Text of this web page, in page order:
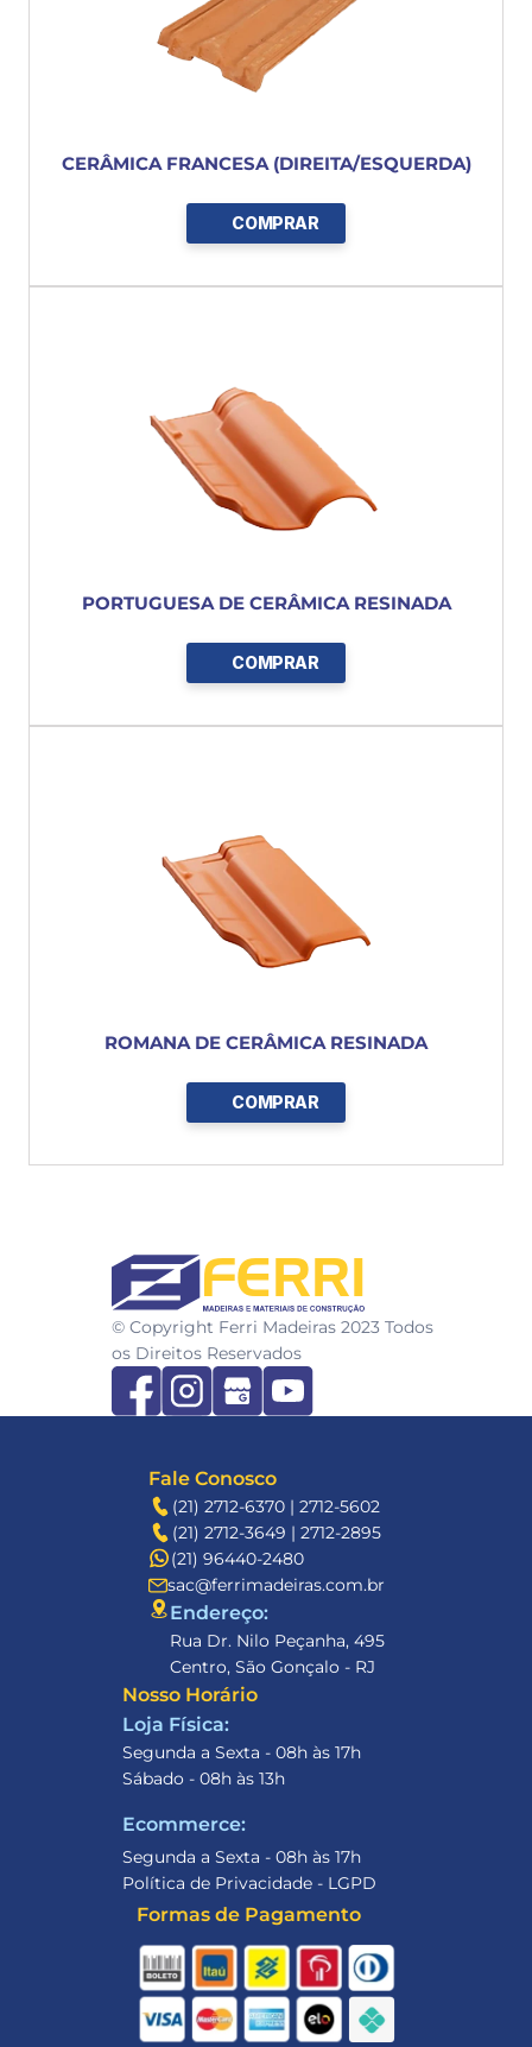
CERÂMICA FRANCESA (DIREITA/ESQUERDA)
COMPRAR
PORTUGUESA DE CERÂMICA RESINADA
COMPRAR
ROMANA DE CERÂMICA RESINADA
COMPRAR
FERRI
© Copyright Ferri Madeiras 2023 Todos
os Direitos Reservados
Fale Conosco
(21) 2712-6370 | 2712-5602
(21) 2712-3649 | 2712-2895
(21) 96440-2480
sac@ferrimadeiras.com.br
Endereço:
Rua Dr. Nilo Peçanha, 495
Centro, São Gonçalo - RJ
Nosso Horário
Loja Física:
Segunda a Sexta - 08h às 17h
Sábado - 08h às 13h
Ecommerce:
Segunda a Sexta - 08h às 17h
Política de Privacidade - LGPD
Formas de Pagamento